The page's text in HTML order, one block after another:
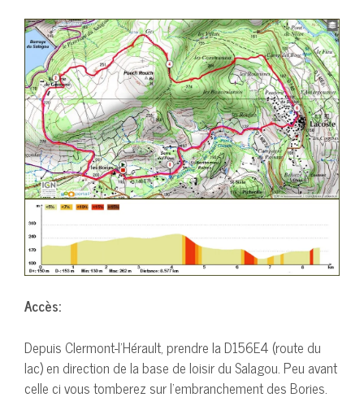
Accès:
Depuis Clermont-l’Hérault, prendre la D156E4 (route du
lac) en direction de la base de loisir du Salagou. Peu avant
celle ci vous tomberez sur l’embranchement des Bories.